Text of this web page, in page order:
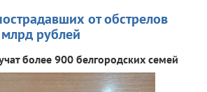
от обстрелов
рублей
более 900 белгородских семей